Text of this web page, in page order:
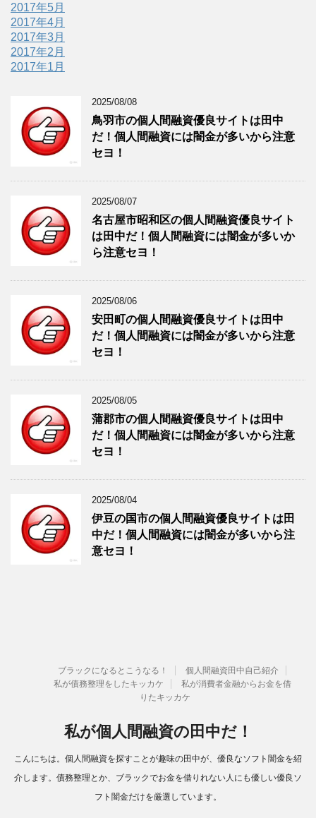
2017年5月
2017年4月
2017年3月
2017年2月
2017年1月
2025/08/08
鳥羽市の個人間融資優良サイトは田中
だ！個人間融資には闇金が多いから注意
セヨ！
2025/08/07
名古屋市昭和区の個人間融資優良サイト
は田中だ！個人間融資には闇金が多いか
ら注意セヨ！
2025/08/06
安田町の個人間融資優良サイトは田中
だ！個人間融資には闇金が多いから注意
セヨ！
2025/08/05
蒲郡市の個人間融資優良サイトは田中
だ！個人間融資には闇金が多いから注意
セヨ！
2025/08/04
伊豆の国市の個人間融資優良サイトは田
中だ！個人間融資には闇金が多いから注
意セヨ！
ブラックになるとこうなる！
個人間融資田中自己紹介
私が債務整理をしたキッカケ
私が消費者金融からお金を借
りたキッカケ
私が個人間融資の田中だ！
こんにちは。個人間融資を探すことが趣味の田中が、優良なソフト闇金を紹
介します。債務整理とか、ブラックでお金を借りれない人にも優しい優良ソ
フト闇金だけを厳選しています。